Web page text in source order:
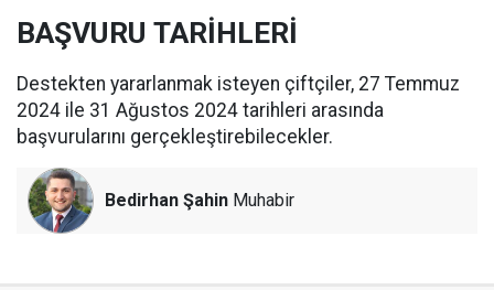
BAŞVURU TARİHLERİ
Destekten yararlanmak isteyen çiftçiler, 27 Temmuz
2024 ile 31 Ağustos 2024 tarihleri arasında
başvurularını gerçekleştirebilecekler.
Bedirhan Şahin Muhabir